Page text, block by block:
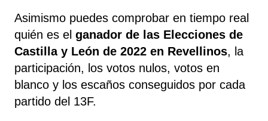
Asimismo puedes comprobar en tiempo real
quién es el ganador de las Elecciones de
Castilla y León de 2022 en Revellinos, la
participación, los votos nulos, votos en
blanco y los escaños conseguidos por cada
partido del 13F.